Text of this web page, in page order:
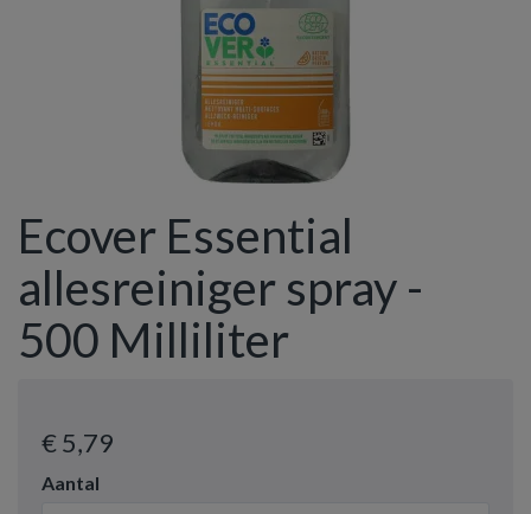
Ecover Essential
allesreiniger spray -
500 Milliliter
€ 5,79
Aantal